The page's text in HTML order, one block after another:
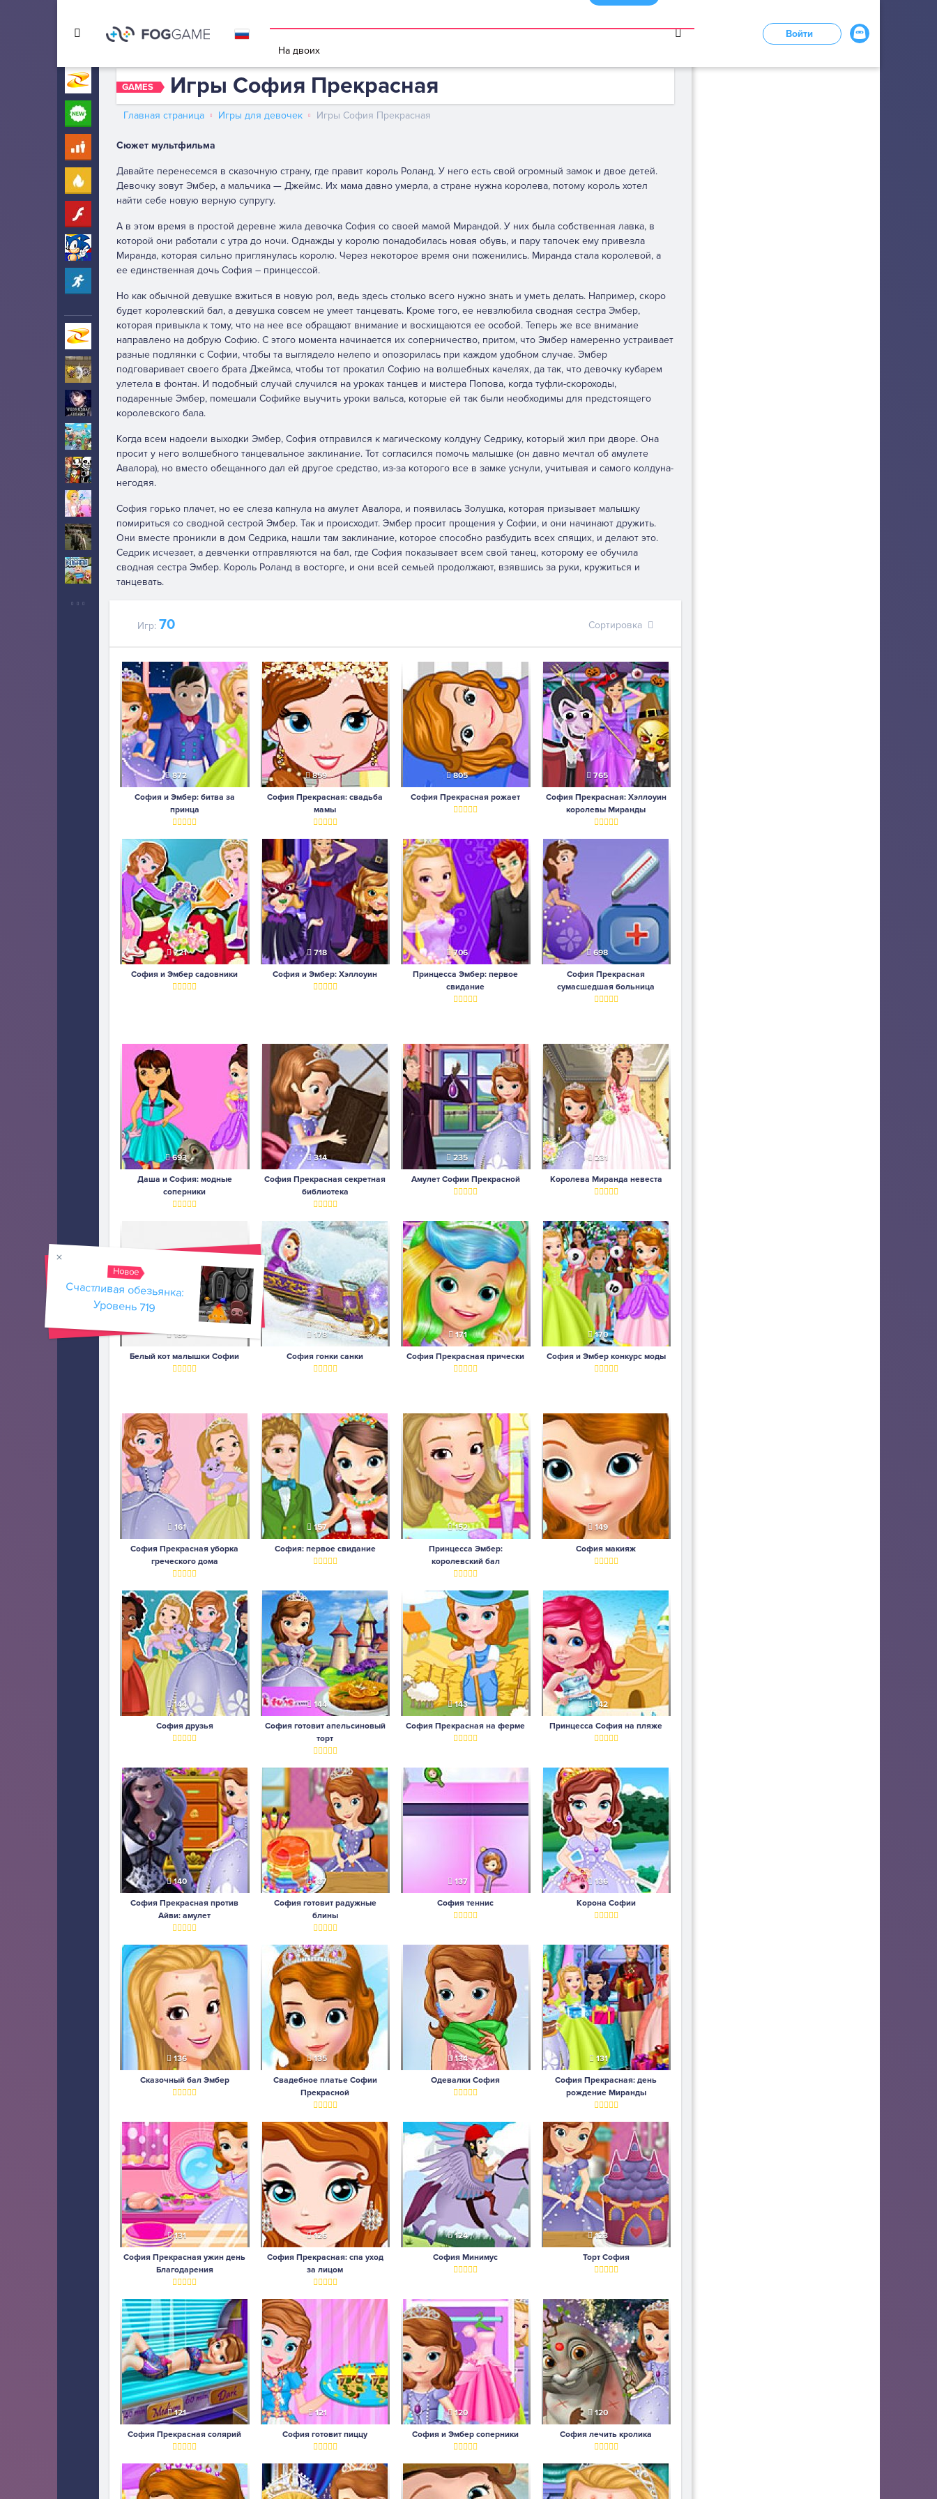
На двоих
Войти
Игры на Zarium 40000+
Новые 260
Для детей
Популярные
Соник
Игры на Zarium 40000+
Ударный отряд котят 5
Уэнсдей 10
Тока Бока 5
Инди 5
Свадьба
Выживание 6
Когама 2
GAMES Игры София Прекрасная
Главная страница Игры для девочек Игры София Прекрасная
Сюжет мультфильма
Давайте перенесемся в сказочную страну, где правит король Роланд. У него есть свой огромный замок и двое детей.
Девочку зовут Эмбер, а мальчика — Джеймс. Их мама давно умерла, а стране нужна королева, потому король хотел
найти себе новую верную супругу.
А в этом время в простой деревне жила девочка София со своей мамой Мирандой. У них была собственная лавка, в
которой они работали с утра до ночи. Однажды у королю понадобилась новая обувь, и пару тапочек ему привезла
Миранда, которая сильно приглянулась королю. Через некоторое время они поженились. Миранда стала королевой, а
ее единственная дочь София – принцессой.
Но как обычной девушке вжиться в новую рол, ведь здесь столько всего нужно знать и уметь делать. Например, скоро
будет королевский бал, а девушка совсем не умеет танцевать. Кроме того, ее невзлюбила сводная сестра Эмбер,
которая привыкла к тому, что на нее все обращают внимание и восхищаются ее особой. Теперь же все внимание
направлено на добрую Софию. С этого момента начинается их соперничество, притом, что Эмбер намеренно устраивает
разные подлянки с Софии, чтобы та выглядело нелепо и опозорилась при каждом удобном случае. Эмбер
подговаривает своего брата Джеймса, чтобы тот прокатил Софию на волшебных качелях, да так, что девочку кубарем
улетела в фонтан. И подобный случай случился на уроках танцев и мистера Попова, когда туфли-скороходы,
подаренные Эмбер, помешали Софийке выучить уроки вальса, которые ей так были необходимы для предстоящего
королевского бала.
Когда всем надоели выходки Эмбер, София отправился к магическому колдуну Седрику, который жил при дворе. Она
просит у него волшебного танцевальное заклинание. Тот согласился помочь малышке (он давно мечтал об амулете
Авалора), но вместо обещанного дал ей другое средство, из-за которого все в замке уснули, учитывая и самого колдуна-
негодяя.
София горько плачет, но ее слеза капнула на амулет Авалора, и появилась Золушка, которая призывает малышку
помириться со сводной сестрой Эмбер. Так и происходит. Эмбер просит прощения у Софии, и они начинают дружить.
Они вместе проникли в дом Седрика, нашли там заклинание, которое способно разбудить всех спящих, и делают это.
Седрик исчезает, а девченки отправляются на бал, где София показывает всем свой танец, которому ее обучила
сводная сестра Эмбер. Король Роланд в восторге, и они всей семьей продолжают, взявшись за руки, кружиться и
танцевать.
Игр: 70 Сортировка
872
София и Эмбер: битва за
принца
859
София Прекрасная: свадьба
мамы
805
София Прекрасная рожает
765
София Прекрасная: Хэллоуин
королевы Миранды
721
София и Эмбер садовники
718
София и Эмбер: Хэллоуин
706
Принцесса Эмбер: первое
свидание
698
София Прекрасная
сумасшедшая больница
693
Даша и София: модные
соперники
314
София Прекрасная секретная
библиотека
235
Амулет Софии Прекрасной
231
Королева Миранда невеста
185
Белый кот малышки Софии
178
София гонки санки
171
София Прекрасная прически
170
София и Эмбер конкурс моды
161
София Прекрасная уборка
греческого дома
157
София: первое свидание
152
Принцесса Эмбер:
королевский бал
149
София макияж
144
София друзья
144
София готовит апельсиновый
торт
143
София Прекрасная на ферме
142
Принцесса София на пляже
140
София Прекрасная против
Айви: амулет
137
София готовит радужные
блины
137
София теннис
136
Корона Софии
136
Сказочный бал Эмбер
135
Свадебное платье Софии
Прекрасной
134
Одевалки София
131
София Прекрасная: день
рождение Миранды
131
София Прекрасная ужин день
Благодарения
126
София Прекрасная: спа уход
за лицом
124
София Минимус
123
Торт София
121
София Прекрасная солярий
121
София готовит пиццу
120
София и Эмбер соперники
120
София лечить кролика
Новое
Счастливая обезьянка:
Уровень 719